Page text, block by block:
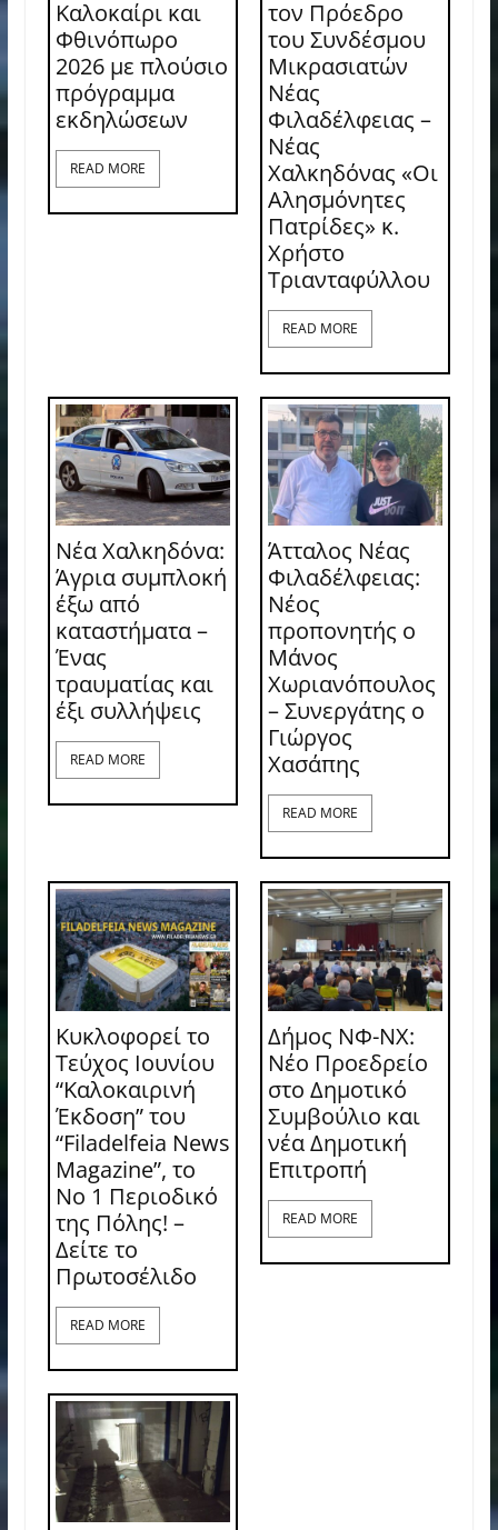
Καλοκαίρι και
Φθινόπωρο
2026 με πλούσιο
πρόγραμμα
εκδηλώσεων
READ MORE
τον Πρόεδρο
του Συνδέσμου
Μικρασιατών
Νέας
Φιλαδέλφειας –
Νέας
Χαλκηδόνας «Οι
Αλησμόνητες
Πατρίδες» κ.
Χρήστο
Τριανταφύλλου
READ MORE
Νέα Χαλκηδόνα:
Άγρια συμπλοκή
έξω από
καταστήματα –
Ένας
τραυματίας και
έξι συλλήψεις
READ MORE
Άτταλος Νέας
Φιλαδέλφειας:
Νέος
προπονητής ο
Μάνος
Χωριανόπουλος
– Συνεργάτης ο
Γιώργος
Χασάπης
READ MORE
Κυκλοφορεί το
Τεύχος Ιουνίου
“Καλοκαιρινή
Έκδοση” του
“Filadelfeia News
Magazine”, το
Νο 1 Περιοδικό
της Πόλης! –
Δείτε το
Πρωτοσέλιδο
READ MORE
Δήμος ΝΦ-ΝΧ:
Νέο Προεδρείο
στο Δημοτικό
Συμβούλιο και
νέα Δημοτική
Επιτροπή
READ MORE